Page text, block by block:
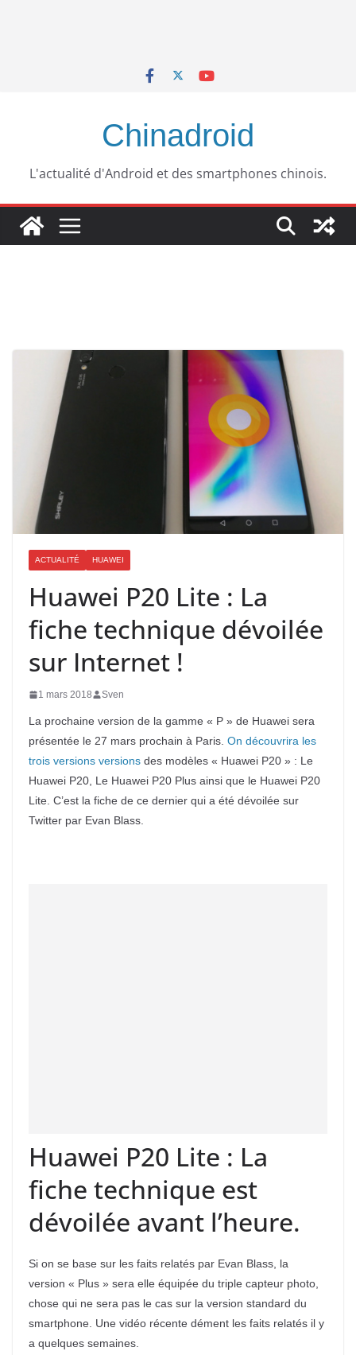
Chinadroid
L'actualité d'Android et des smartphones chinois.
ACTUALITÉ HUAWEI
Huawei P20 Lite : La
fiche technique dévoilée
sur Internet !
1 mars 2018 Sven
La prochaine version de la gamme « P » de Huawei sera
présentée le 27 mars prochain à Paris. On découvrira les
trois versions versions des modèles « Huawei P20 » : Le
Huawei P20, Le Huawei P20 Plus ainsi que le Huawei P20
Lite. C’est la fiche de ce dernier qui a été dévoilée sur
Twitter par Evan Blass.
Huawei P20 Lite : La
fiche technique est
dévoilée avant l’heure.
Si on se base sur les faits relatés par Evan Blass, la
version « Plus » sera elle équipée du triple capteur photo,
chose qui ne sera pas le cas sur la version standard du
smartphone. Une vidéo récente dément les faits relatés il y
a quelques semaines.